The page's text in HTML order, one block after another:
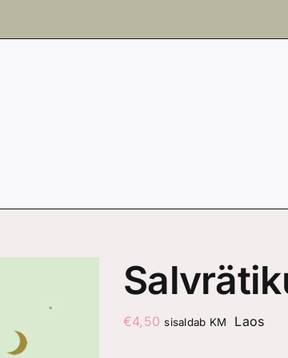
€4,50 sisaldab KM Laos